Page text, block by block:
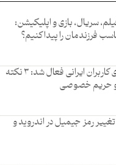
سریال، بازی و اپلیکیشن:
فرزند‌مان را پیدا کنیم؟
استوری تلگرام برای کاربران ایرانی فعال شد: ۳ نکته
و حریم خصوصی
رمز جیمیل در اندروید و